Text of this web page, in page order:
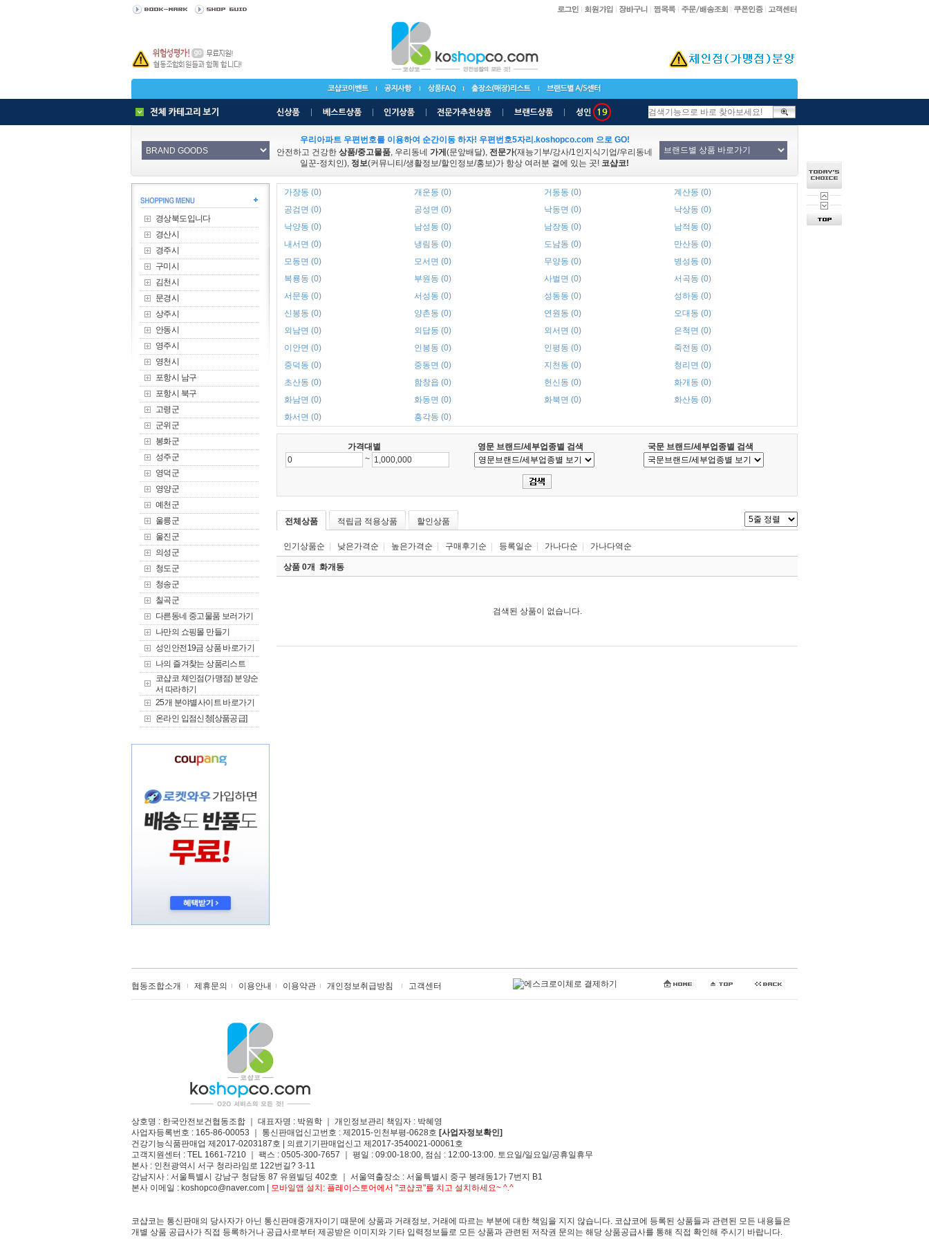
우리아파트 우편번호를 이용하여 순간이동 하자! 우편번호5자리.koshopco.com 으로 GO!
안전하고 건강한 상품/중고물품, 우리동네 가게 (문앞배달), 전문가(재능기부/강사/1인지식기업/우리동네
일꾼-정치인), 정보(커뮤니티/생활정보/할인정보/홍보)가 항상 여러분 곁에 있는 곳! 코샵코!
경상북도입니다
경산시
경주시
구미시
김천시
문경시
상주시
안동시
영주시
영천시
포항시 남구
포항시 북구
고령군
군위군
봉화군
성주군
영덕군
영양군
예천군
울릉군
울진군
의성군
청도군
청송군
칠곡군
다른동네 중고물품 보러가기
나만의 쇼핑몰 만들기
성인안전19금 상품 바로가기
나의 즐겨찾는 상품리스트
코샵코 체인점(가맹점) 분양순
서 따라하기
25개 분야별사이트 바로가기
온라인 입점신청[상품공급]
가장동 (0) 개운동 (0) 거동동 (0)
계산동 (0)
공검면 (0)
공성면 (0) 낙동면 (0)
낙상동 (0)
낙양동 (0)
남성동 (0) 남장동 (0)
남적동 (0)
내서면 (0)
냉림동 (0) 도남동 (0)
만산동 (0)
모동면 (0)
모서면 (0) 무양동 (0)
병성동 (0)
복룡동 (0)
부원동 (0) 사벌면 (0)
서곡동 (0)
서문동 (0)
서성동 (0) 성동동 (0)
성하동 (0)
신봉동 (0)
양촌동 (0) 연원동 (0)
오대동 (0)
외남면 (0)
외답동 (0) 외서면 (0)
은척면 (0)
이안면 (0)
인봉동 (0) 인평동 (0)
죽전동 (0)
중덕동 (0)
중동면 (0) 지천동 (0)
청리면 (0)
초산동 (0)
함창읍 (0) 헌신동 (0)
화개동 (0)
화남면 (0)
화동면 (0) 화북면 (0)
화산동 (0)
화서면 (0)
흥각동 (0)
가격대별 영문 브랜드/세부업종별 검색
국문 브랜드/세부업종별 검색
~
전체상품 적립금 적용상품 할인상품
인기상품순 낮은가격순 높은가격순 구매후기순 등록일순 가나다순 가나다역순
상품 0개 화개동
검색된 상품이 없습니다.
협동조합소개 제휴문의 이용안내 이용약관 개인정보취급방침 고객센터
상호명 : 한국안전보건협동조합 ｜ 대표자명 : 박원학 ｜ 개인정보관리 책임자 : 박혜영
사업자등록번호 : 165-86-00053 ｜ 통신판매업신고번호 : 제2015-인천부평-0628호 [사업자정보확인]
건강기능식품판매업 제2017-0203187호 | 의료기기판매업신고 제2017-3540021-00061호
고객지원센터 : TEL 1661-7210 ｜ 팩스 : 0505-300-7657 ｜ 평일 : 09:00-18:00, 점심 : 12:00-13:00. 토요일/일요일/공휴일휴무
본사 : 인천광역시 서구 청라라임로 122번길? 3-11
강남지사 : 서울특별시 강남구 청담동 87 유원빌딩 402호 ｜ 서울역출장소 : 서울특별시 중구 봉래동1가 7번지 B1
본사 이메일 : koshopco@naver.com | 모바일앱 설치: 플레이스토어에서 "코샵코"를 치고 설치하세요~ ^.^
코샵코는 통신판매의 당사자가 아닌 통신판매중개자이기 때문에 상품과 거래정보, 거래에 따르는 부분에 대한 책임을 지지 않습니다. 코샵코에 등록된 상품들과 관련된 모든 내용들은
개별 상품 공급사가 직접 등록하거나 공급사로부터 제공받은 이미지와 기타 입력정보들로 모든 상품과 관련된 저작권 문의는 해당 상품공급사를 통해 직접 확인해 주시기 바랍니다.​